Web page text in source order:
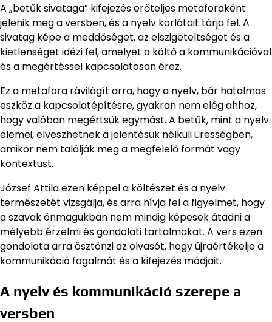
A „betűk sivataga” kifejezés erőteljes metaforaként
jelenik meg a versben, és a nyelv korlátait tárja fel. A
sivatag képe a meddőséget, az elszigeteltséget és a
kietlenséget idézi fel, amelyet a költő a kommunikációval
és a megértéssel kapcsolatosan érez.
Ez a metafora rávilágít arra, hogy a nyelv, bár hatalmas
eszköz a kapcsolatépítésre, gyakran nem elég ahhoz,
hogy valóban megértsük egymást. A betűk, mint a nyelv
elemei, elveszhetnek a jelentésük nélküli ürességben,
amikor nem találják meg a megfelelő formát vagy
kontextust.
József Attila ezen képpel a költészet és a nyelv
természetét vizsgálja, és arra hívja fel a figyelmet, hogy
a szavak önmagukban nem mindig képesek átadni a
mélyebb érzelmi és gondolati tartalmakat. A vers ezen
gondolata arra ösztönzi az olvasót, hogy újraértékelje a
kommunikáció fogalmát és a kifejezés módjait.
A nyelv és kommunikáció szerepe a
versben